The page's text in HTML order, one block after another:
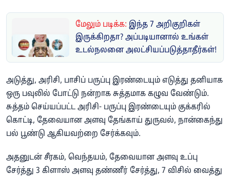
மேலும் படிக்க: இந்த 7 அறிகுறிகள்
இருக்கிறதா? அப்படியானால் உங்கள்
உடல்நலனை அலட்சியப்படுத்தாதீர்கள்!
அடுத்து, அரிசி, பாசிப் பருப்பு இரண்டையும் எடுத்து தனியாக
ஒரு பவுலில் போட்டு நன்றாக சுத்தமாக கழுவ வேண்டும்.
சுத்தம் செய்யப்பட்ட அரிசி- பருப்பு இரண்டையும் குக்கரில்
கொட்டி, தேவையான அளவு தேங்காய் துருவல், நான்கைந்து
பல் பூண்டு ஆகியவற்றை சேர்க்கவும்.
அதனுடன் சீரகம், வெந்தயம், தேவையான அளவு உப்பு
சேர்த்து 3 கிளாஸ் அளவு தண்ணீர் சேர்த்து, 7 விசில் வைத்து